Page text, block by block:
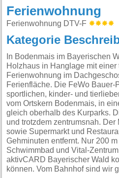
Ferienwohnung
Ferienwohnung DTV-F
Kategorie
In Bodenmais im Bayerischen
Holzhaus in Hanglage mit einer
Ferienwohnung im
Ferienfläche. Die FeWo Bauer-
sportlichen, kinder- und
vom Ortskern Bodenmais, in
gleich oberhalb des Kurparks.
und trotzdem zentrumsnah.
sowie Supermarkt und
Gehminuten entfernt. Nur 200
Schwimmbad und Vital-
aktivCARD Bayerischer Wald
können. Vom Bahnhof sind wir